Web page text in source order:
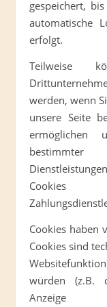
gespeichert,
automatische
erfolgt.
Teilweise
werden, wenn
unsere Seite
bestimmter
Cookies
Cookies haben
Cookies sind
würden (z.B.
Anzeige